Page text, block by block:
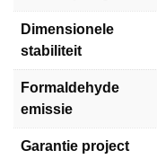
Dimensionele
stabiliteit
Formaldehyde
emissie
Garantie project